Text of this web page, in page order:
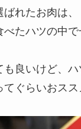
れたお肉は、
たハツの中
も良いけど、
てぐらいおス